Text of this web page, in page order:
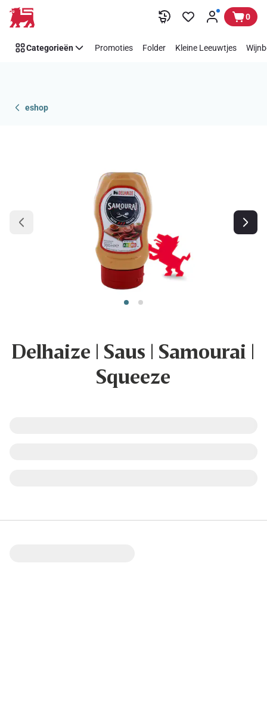
Overslaan 0
Categorieën Promoties Folder Kleine Leeuwtjes
eshop
Delhaize | Saus | Samourai |
Squeeze